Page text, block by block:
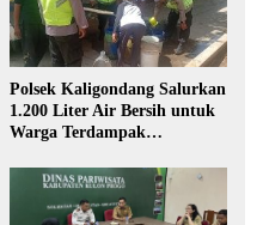
Polsek Kaligondang Salurkan
1.200 Liter Air Bersih untuk
Warga Terdampak